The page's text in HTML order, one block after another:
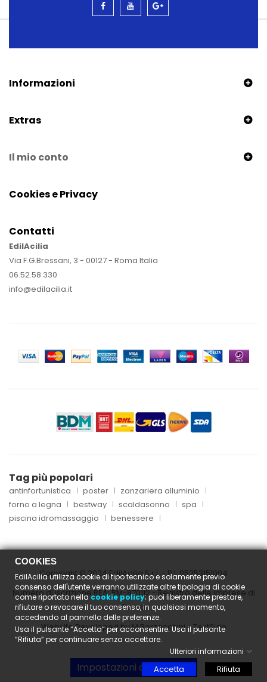
Informazioni
Extras
Il mio conto
Cookies e Privacy
Contatti
EdilAcilia
Via F.G.Bressani, 3 - 00127 - Roma Italia
06.52.58.330
info@edilacilia.it
Tag più popolari
antinfortunistica poster
zanzariera alluminio
forno a legna
bestway scaldasonno
spa
piscina idromassaggio
benessere
Copyright © 2024 EdilAcilia S.r.l. - P.I.05253151004
Numero di iscrizione REA: RM-870112 - Registro delle Imprese di
Roma
Website Developed by M.Borzacchini - TestSide
Impostazioni dei cookies
COOKIES
EdilAcilia utilizza cookie di tipo tecnico e solamente previo
consenso dell'utente verranno utilizzate altre tipologia di cookie
come riportato nellacookie policy; puoi liberamente prestare,
rifiutare o revocare il tuo consenso, in qualsiasi momento,
accedendo al pannello delle preferenze.
Usa il pulsante “Accetta” per acconsentire. Usa il pulsante
“Rifiuta” per continuare senza accettare.
Ulteriori informazioni
Accetta Rifiuta